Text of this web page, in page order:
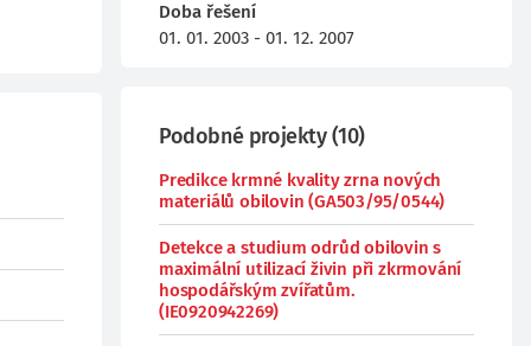
Doba řešení
01. 01. 2003 - 01. 12. 2007
Podobné projekty(10)
Predikce krmné kvality zrna nových
materiálů obilovin (GA503/95/0544)
Detekce a studium odrůd obilovin s
maximální utilizací živin při zkrmování
hospodářským zvířatům.
(IE0920942269)